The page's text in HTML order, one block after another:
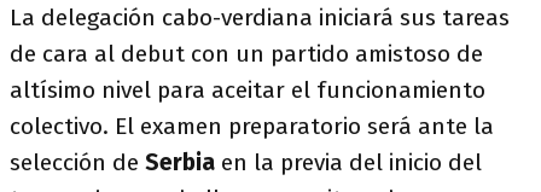
La delegación cabo-verdiana iniciará sus tareas
de cara al debut con un partido amistoso de
altísimo nivel para aceitar el funcionamiento
colectivo. El examen preparatorio será ante la
selección de Serbia en la previa del inicio del